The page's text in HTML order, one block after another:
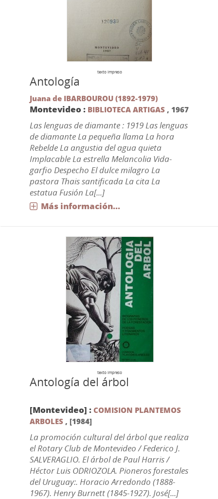
texto impreso
Antología
Juana de IBARBOUROU (1892-1979)
Montevideo : BIBLIOTECA ARTIGAS , 1967
Las lenguas de diamante : 1919 Las lenguas
de diamante La pequeña llama La hora
Rebelde La angustia del agua quieta
Implacable La estrella Melancolia Vida-
garfio Despecho El dulce milagro La
pastora Thais santificada La cita La
estatua Fusión La[...]
Más información...
texto impreso
Antología del árbol
[Montevideo] : COMISION PLANTEMOS
ARBOLES , [1984]
La promoción cultural del árbol que realiza
el Rotary Club de Montevideo / Federico J.
SALVERAGLIO. El árbol de Paul Harris /
Héctor Luis ODRIOZOLA. Pioneros forestales
del Uruguay:. Horacio Arredondo (1888-
1967). Henry Burnett (1845-1927). José[...]